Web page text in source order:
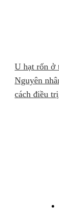
U hạt rốn ở
Nguyên
cách điều